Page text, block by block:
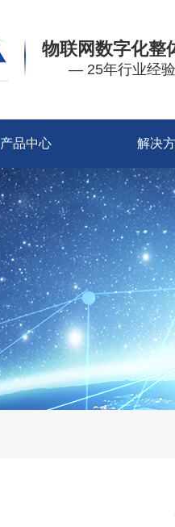
物联网数字化整
— 25年行业经
产品中心 解决